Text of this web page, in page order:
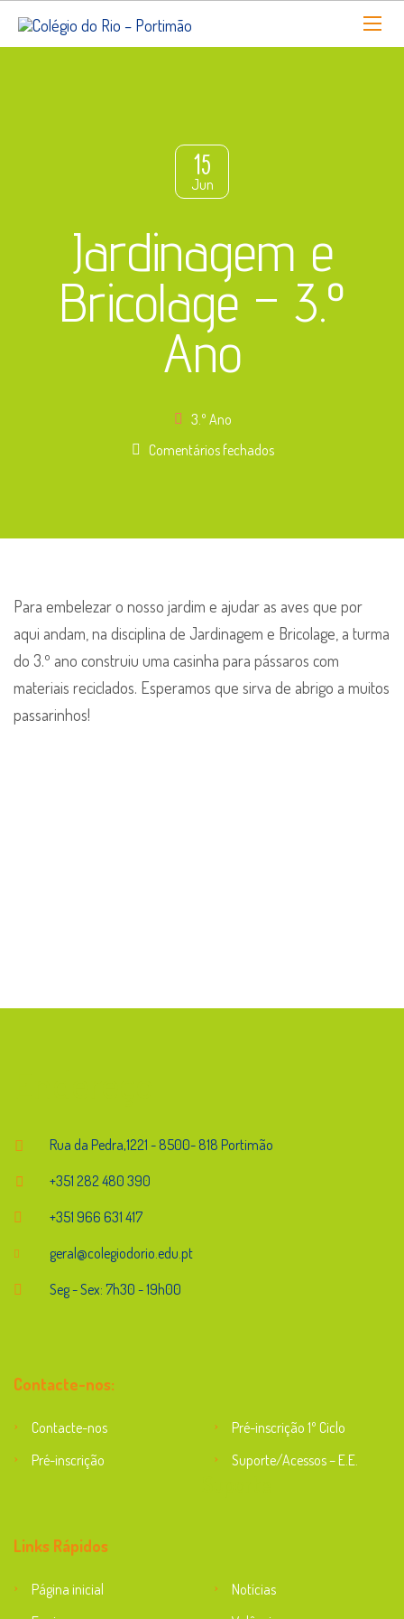
15
Jun
Jardinagem e
Bricolage – 3.º
Ano
3.º Ano
Comentários fechadosem
Ano
Para embelezar o nosso jardim e ajudar as aves que por
aqui andam, na disciplina de Jardinagem e Bricolage, a turma
do 3.º ano construiu uma casinha para pássaros com
materiais reciclados. Esperamos que sirva de abrigo a muitos
passarinhos!
Rua da Pedra,1221 - 8500- 818 Portimão
+351 282 480 390
+351 966 631 417
geral@colegiodorio.edu.pt
Seg - Sex: 7h30 - 19h00
Contacte-nos:
Contacte-nos
Pré-inscrição 1º Ciclo
Pré-inscrição
Suporte/Acessos – E.E.
Links Rápidos
Página inicial
Notícias